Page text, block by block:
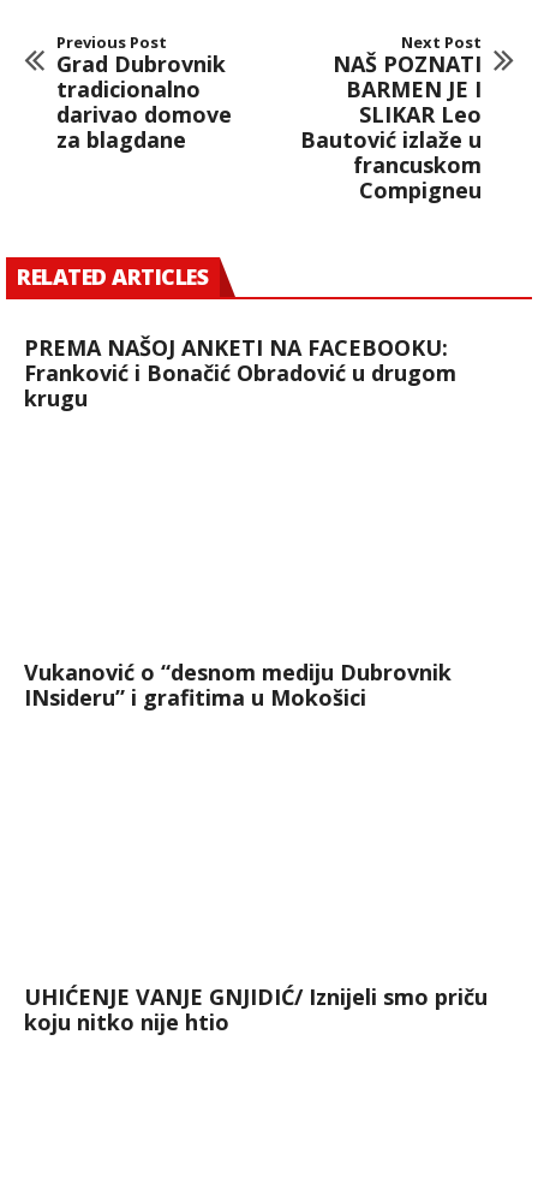
Previous Post
Grad Dubrovnik
tradicionalno
darivao domove
za blagdane
Next Post
NAŠ POZNATI
BARMEN JE I
SLIKAR Leo
Bautović izlaže u
francuskom
Compigneu
RELATED ARTICLES
PREMA NAŠOJ ANKETI NA FACEBOOKU:
Franković i Bonačić Obradović u drugom
krugu
Vukanović o “desnom mediju Dubrovnik
INsideru” i grafitima u Mokošici
UHIĆENJE VANJE GNJIDIĆ/ Iznijeli smo priču
koju nitko nije htio